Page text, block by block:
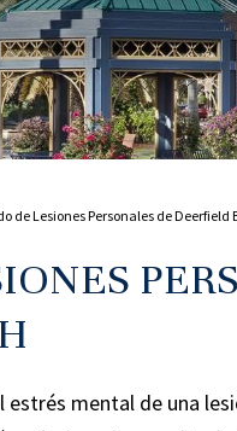
de Lesiones Personales de Deerfield
mental de una